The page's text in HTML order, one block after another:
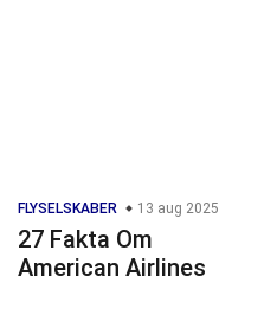
FLYSELSKABER 13 aug 2025
27 Fakta Om
American Airlines